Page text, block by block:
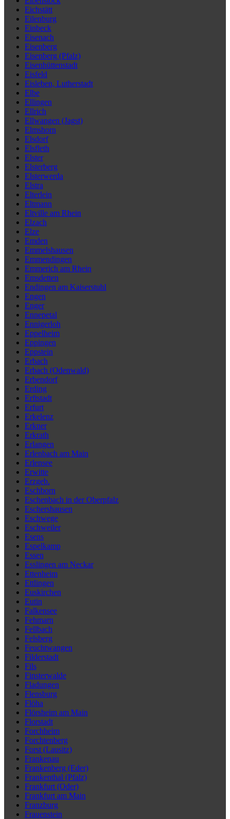
Eichstätt
Eilenburg
Einbeck
Eisenach
Eisenberg
Eisenberg (Pfalz)
Eisenhüttenstadt
Eisfeld
Eisleben, Lutherstadt
Elbe
Ellingen
Ellrich
Ellwangen (Jagst)
Elmshorn
Elsdorf
Elsfleth
Elster
Elsterberg
Elsterwerda
Elstra
Elterlein
Eltmann
Eltville am Rhein
Elzach
Elze
Emden
Emmelshausen
Emmendingen
Emmerich am Rhein
Emsdetten
Endingen am Kaiserstuhl
Engen
Enger
Ennepetal
Ennigerloh
Eppelheim
Eppingen
Eppstein
Erbach
Erbach (Odenwald)
Erbendorf
Erding
Erftstadt
Erfurt
Erkelenz
Erkner
Erkrath
Erlangen
Erlenbach am Main
Erlensee
Erwitte
Erzgeb.
Eschborn
Eschenbach in der Oberpfalz
Eschershausen
Eschwege
Eschweiler
Esens
Espelkamp
Essen
Esslingen am Neckar
Ettenheim
Ettlingen
Euskirchen
Eutin
Falkensee
Fehmarn
Fellbach
Felsberg
Feuchtwangen
Filderstadt
Fils
Finsterwalde
Fladungen
Flensburg
Flöha
Flörsheim am Main
Florstadt
Forchheim
Forchtenberg
Forst (Lausitz)
Frankenau
Frankenberg (Eder)
Frankenthal (Pfalz)
Frankfurt (Oder)
Frankfurt am Main
Franzburg
Frauenstein